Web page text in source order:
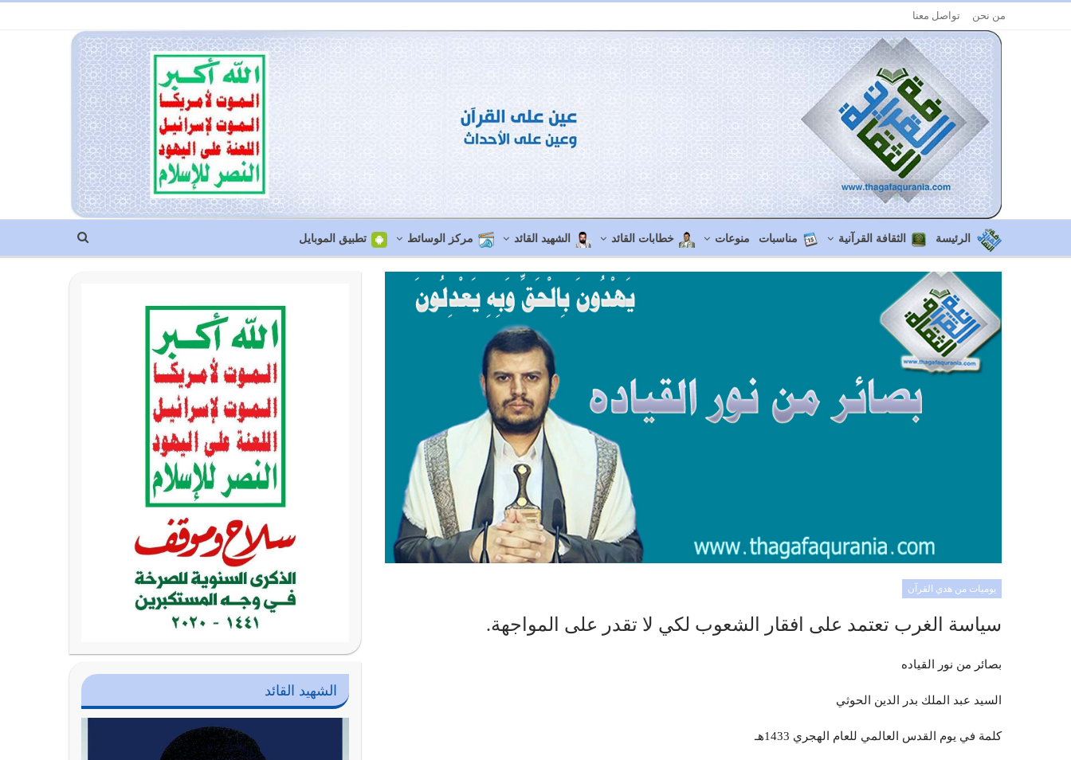
من نحن تواصل معنا
الرئيسة الثقافة القرآنية مناسبات منوعات خطابات القائد الشهيد القائد مركز الوسائط تطبيق الموبايل
يوميات من هدي القرآن
سياسة الغرب تعتمد على افقار الشعوب لكي لا تقدر على المواجهة.
بصائر من نور القياده
السيد عبد الملك بدر الدين الحوثي
كلمة في يوم القدس العالمي للعام الهجري 1433هـ
الشهيد القائد